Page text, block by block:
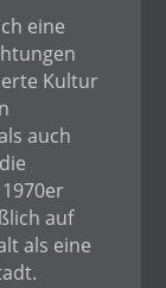
eine
Kultur
auch
auf
als eine